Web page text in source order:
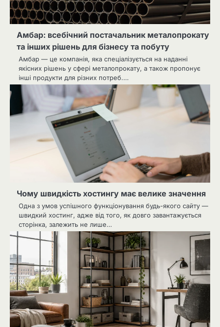
Амбар: всебічний постачальник металопрокату
та інших рішень для бізнесу та побуту
Амбар — це компанія, яка спеціалізується на наданні
якісних рішень у сфері металопрокату, а також пропонує
інші продукти для різних потреб.…
Чому швидкість хостингу має велике значення
Одна з умов успішного функціонування будь-якого сайту —
швидкий хостинг, адже від того, як довго завантажується
сторінка, залежить не лише…